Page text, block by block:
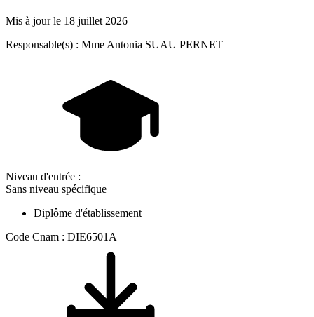
Mis à jour le 18 juillet 2026
Responsable(s) : Mme Antonia SUAU PERNET
Niveau d'entrée :
Sans niveau spécifique
Diplôme d'établissement
Code Cnam : DIE6501A